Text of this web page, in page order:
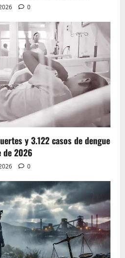
0
y 3.122 casos de dengue
de 2026
0